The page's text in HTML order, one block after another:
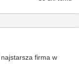
firma w